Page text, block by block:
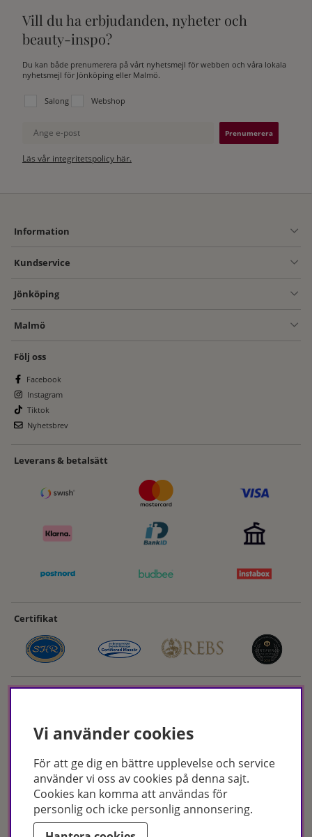
Vill du ha erbjudanden, nyheter och
beauty-inspo?
Du kan både prenumerera på vårt nyhetsmejl för webben och våra lokala
nyhetsmejl för Jönköping eller Malmö.
Välj vilken lista du vill prenumerera på:
Salong Webshop
Ange e-post
Läs vår integritetspolicy här.
Information
Kundservice
Jönköping
Malmö
Följ oss
Facebook
Instagram
Tiktok
Nyhetsbrev
Leverans & betalsätt
Certifikat
Hudoteket erbjuder ett noga utvalt sortiment inom hudvård, hårvård och
makeup – både online och i butik. Med över 50 års erfarenhet och
utbildade hudterapeuter hjälper vi dig att hitta rätt produkter och
behandlingar för just dina behov. Handla enkelt på hudoteket.se eller
besök oss i Jönköping och Malmö.
Vi använder cookies
För att ge dig en bättre upplevelse och service
använder vi oss av cookies på denna sajt.
Cookies kan komma att användas för
personlig och icke personlig annonsering.